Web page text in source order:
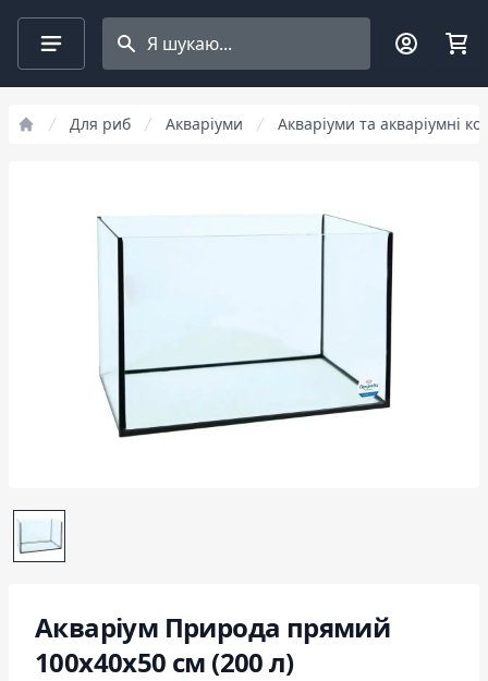
Search projects
Для риб Акваріуми Акваріуми та акваріумні
Акваріум Природа прямий
100x40x50 см (200 л)